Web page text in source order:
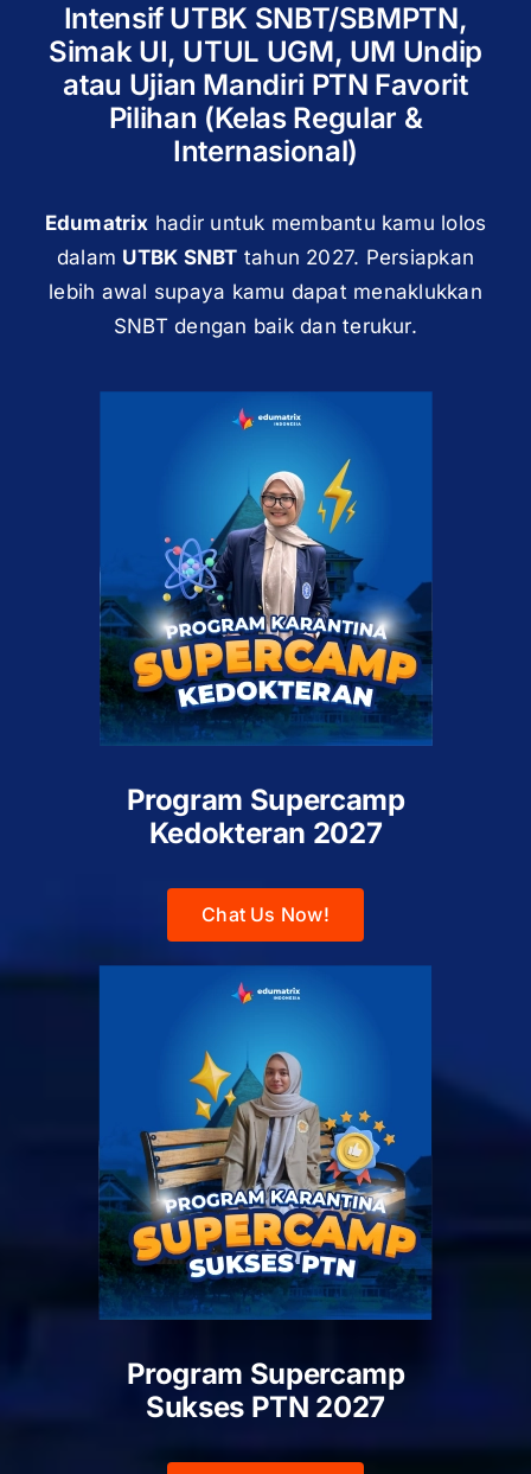
Intensif UTBK SNBT/SBMPTN,
Simak UI, UTUL UGM, UM Undip
atau Ujian Mandiri PTN Favorit
Pilihan (Kelas Regular &
Internasional)
Edumatrix hadir untuk membantu kamu lolos
dalam UTBK SNBT tahun 2027. Persiapkan
lebih awal supaya kamu dapat menaklukkan
SNBT dengan baik dan terukur.
Program Supercamp
Kedokteran 2027
Chat Us Now!
Program Supercamp
Sukses PTN 2027